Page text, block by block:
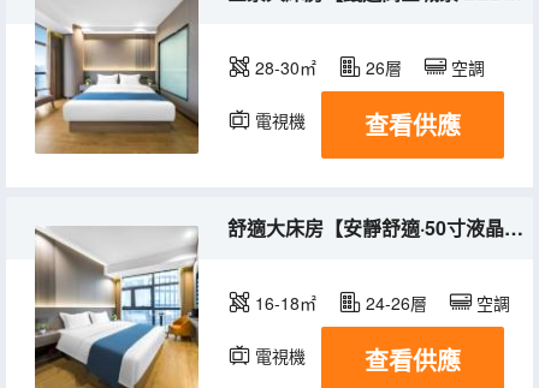
28-30㎡ 26層 空調
電視機 查看供應
舒適大床房【安靜舒適·50寸液晶投屏電視·大落地窗}
16-18㎡ 24-26層 空調
電視機 查看供應